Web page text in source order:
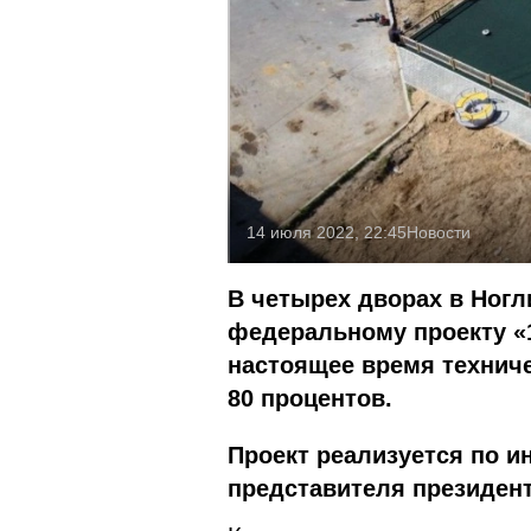
14 июля 2022, 22:45Новости
В четырех дворах в
федеральному проекту
настоящее время
80 процентов.
Проект реализуется по
представителя